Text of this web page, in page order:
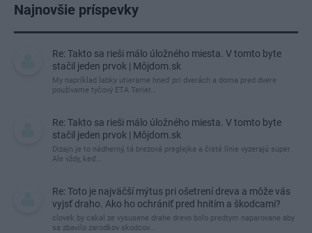
Najnovšie príspevky
Re: Takto sa rieši málo úložného miesta. V tomto byte
stačil jeden prvok | Môjdom.sk
My napríklad labky utierame hneď pri dverách a doma pred dvere
používame tyčový ETA Terier…
Re: Takto sa rieši málo úložného miesta. V tomto byte
stačil jeden prvok | Môjdom.sk
Dizajn je to nádherný, tá brezová preglejka a čisté línie vyzerajú super.
Ale vždy, keď…
Re: Toto je najväčší mýtus pri ošetrení dreva a môže vás
vyjsť draho. Ako ho ochrániť pred hnitím a škodcami?
clovek by cakal ze vysusene drahe drevo bolo predtym naparovane aby
sa zbavilo zarodkov skodcov...